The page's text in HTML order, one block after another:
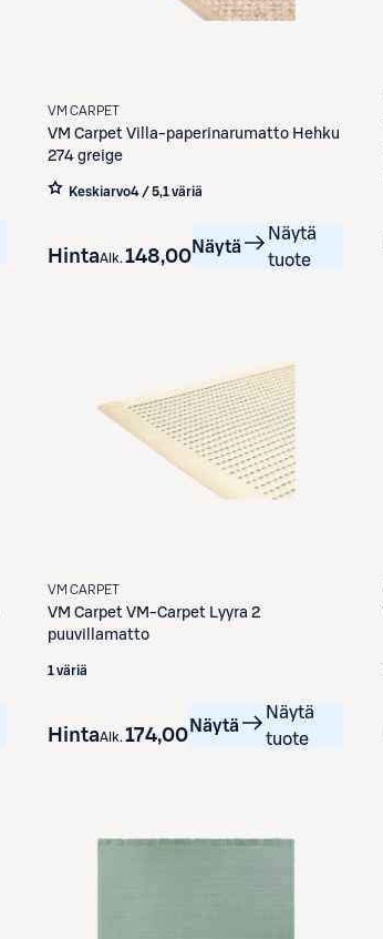
VM CARPET
VM Carpet Villa-paperinarumatto Hehku
274 greige
Keskiarvo4 / 5,1 väriä
HintaAlk. 148,00 €Näytä
Näytä
tuote
VM CARPET
VM Carpet VM-Carpet Lyyra 2
puuvillamatto
1 väriä
HintaAlk. 174,00 €Näytä
Näytä
tuote